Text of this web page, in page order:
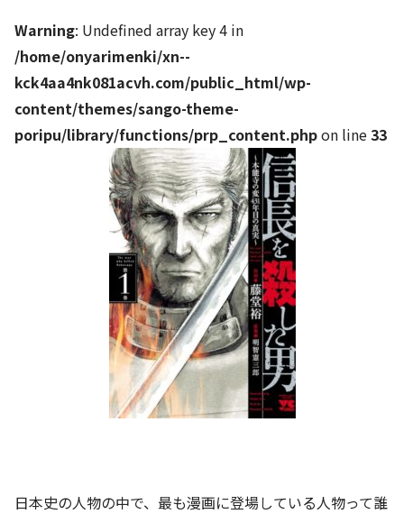
Warning: Undefined array key 4 in
/home/onyarimenki/xn--
kck4aa4nk081acvh.com/public_html/wp-
content/themes/sango-theme-
poripu/library/functions/prp_content.phpon line33
日本史の人物の中で、最も漫画に登場している人物って誰